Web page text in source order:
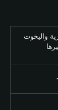
واليخوت